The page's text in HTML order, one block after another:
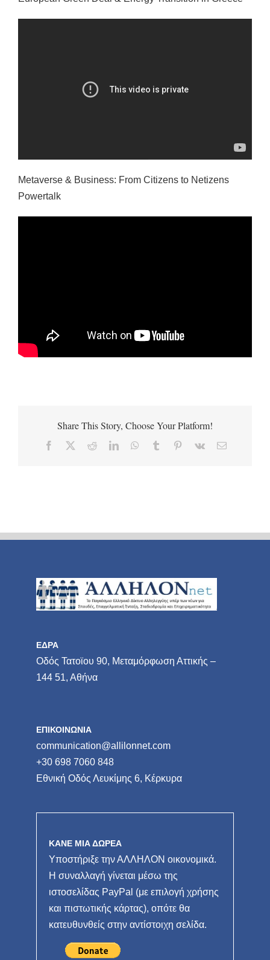
Metaverse & Business: From Citizens to Netizens
Powertalk
Share This Story, Choose Your Platform!
Facebook RedditLinkedInWhatsApp
Tumblr Pinterest
Vk Email
ΕΔΡΑ
Οδός Τατοϊου 90, Μεταμόρφωση Αττικής –
144 51, Αθήνα
ΕΠΙΚΟΙΝΩΝΙΑ
communication@allilonnet.com
+30 698 7060 848
Εθνική Οδός Λευκίμης 6, Κέρκυρα
ΚΑΝΕ ΜΙΑ ΔΩΡΕΑ
Υποστήριξε την ΑΛΛΗΛΟΝ οικονομικά.
Η συναλλαγή γίνεται μέσω της
ιστοσελίδας PayPal (με επιλογή χρήσης
και πιστωτικής κάρτας), οπότε θα
κατευθυνθείς στην αντίστοιχη σελίδα.